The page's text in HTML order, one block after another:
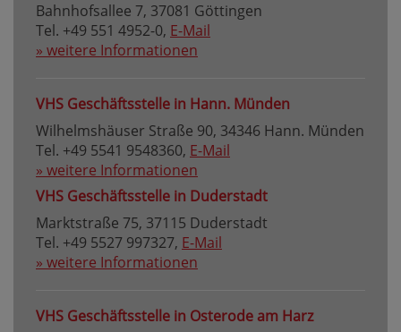
Bahnhofsallee 7, 37081 Göttingen
Tel. +49 551 4952-0, E-Mail
» weitere Informationen
VHS Geschäftsstelle in Hann. Münden
Wilhelmshäuser Straße 90, 34346 Hann. Münden
Tel. +49 5541 9548360, E-Mail
» weitere Informationen
VHS Geschäftsstelle in Duderstadt
Marktstraße 75, 37115 Duderstadt
Tel. +49 5527 997327, E-Mail
» weitere Informationen
VHS Geschäftsstelle in Osterode am Harz